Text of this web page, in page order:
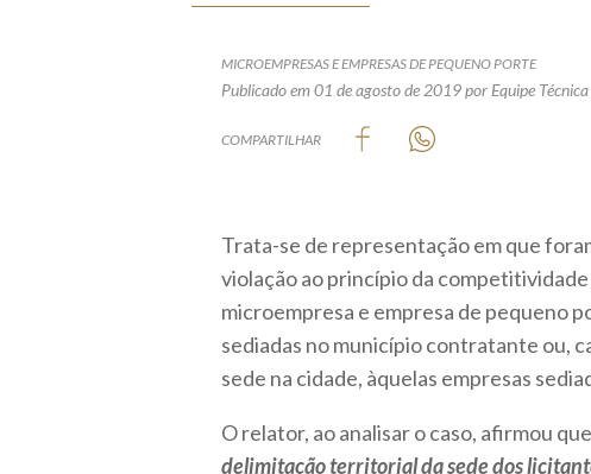
MICROEMPRESAS E EMPRESAS DE PEQUENO PORTE
Publicado em 01 de agosto de 2019por Equipe
COMPARTILHAR
Trata-se de representação em que
violação ao princípio da
microempresa e empresa de pequeno
sediadas no município contratante ou,
sede na cidade, àquelas empresas
O relator, ao analisar o caso, afirmou que
delimitação territorial da sede dos